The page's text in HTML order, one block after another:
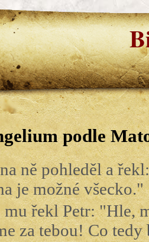
podle
ně pohleděl a
je možné všecko."
mu řekl Petr: "Hle,
za tebou! Co tedy